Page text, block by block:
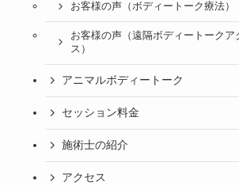
お客様の声（ボディートーク療法）
お客様の声（遠隔ボディートークア
ス）
アニマルボディートーク
セッション料金
施術士の紹介
アクセス